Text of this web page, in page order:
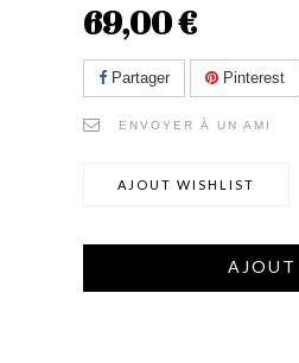
69,00 €
Partager Pinterest
ENVOYER À UN AMI
AJOUT WISHLIST
AJOUT